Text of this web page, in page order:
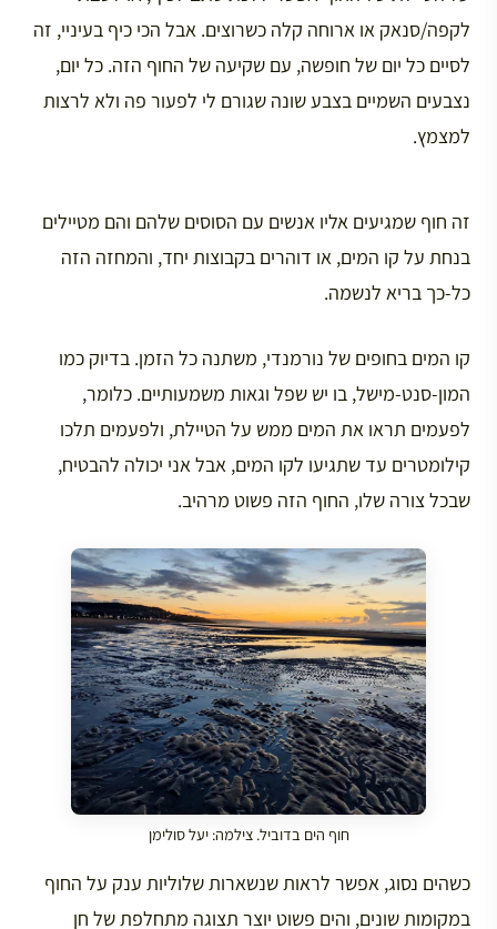
לקפה/סנאק או ארוחה קלה כשרוצים. אבל הכי כיף בעיניי, זה
לסיים כל יום של חופשה, עם שקיעה של החוף הזה. כל יום,
נצבעים השמיים בצבע שונה שגורם לי לפעור פה ולא לרצות
למצמץ.
זה חוף שמגיעים אליו אנשים עם הסוסים שלהם והם מטיילים
בנחת על קו המים, או דוהרים בקבוצות יחד, והמחזה הזה
כל-כך בריא לנשמה.
קו המים בחופים של נורמנדי, משתנה כל הזמן. בדיוק כמו
המון-סנט-מישל, בו יש שפל וגאות משמעותיים. כלומר,
לפעמים תראו את המים ממש על הטיילת, ולפעמים תלכו
קילומטרים עד שתגיעו לקו המים, אבל אני יכולה להבטיח,
שבכל צורה שלו, החוף הזה פשוט מרהיב.
חוף הים בדוביל. צילמה: יעל סולימן
כשהים נסוג, אפשר לראות שנשארות שלוליות ענק על החוף
במקומות שונים, והים פשוט יוצר תצוגה מתחלפת של חן